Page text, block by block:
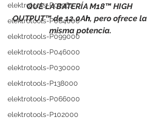
elektrotools-P01961
elektrotools-P064000
elektrotools-P099000
elektrotools-P046000
elektrotools-P030000
elektrotools-P138000
elektrotools-P066000
elektrotools-P102000
QUE LA BATERÍA M18™ HIGH
OUTPUT™ de 12.0Ah, pero ofrece la
misma potencia.